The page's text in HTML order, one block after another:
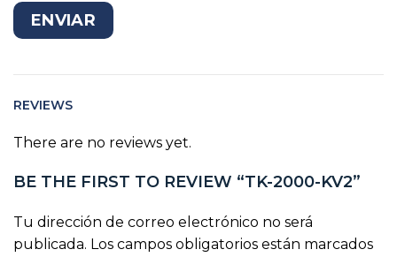
REVIEWS
There are no reviews yet.
BE THE FIRST TO REVIEW “TK-2000-KV2”
Tu dirección de correo electrónico no será
publicada. Los campos obligatorios están marcados